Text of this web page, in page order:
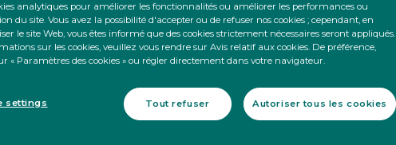
analytiques pour améliorer les fonctionnalités ou améliorer les performances ou
du site. Vous avez la possibilité d'accepter ou de refuser nos cookies ; cependant, en
le site Web, vous êtes informé que des cookies strictement nécessaires seront appliqués.
sur les cookies, veuillez vous rendre sur Avis relatif aux cookies. De préférence,
« Paramètres des cookies » ou régler directement dans votre navigateur.
settings Tout refuser Autoriser tous les cookies